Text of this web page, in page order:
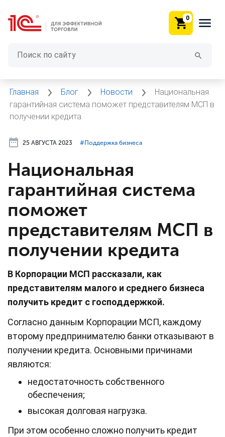
0
Главная Блог Новости
Национальная
гарантийная система поможет представителям МСП в
получении кредита
25 АВГУСТА 2023 #⁣Поддержка бизнеса
Национальная
гарантийная система
поможет
представителям МСП в
получении кредита
В Корпорации МСП рассказали, как
представителям малого и среднего бизнеса
получить кредит с господдержкой.
Согласно данным Корпорации МСП, каждому
второму предпринимателю банки отказывают в
получении кредита. Основными причинами
являются:
недостаточность собственного
обеспечения;
высокая долговая нагрузка.
При этом особенно сложно получить кредит